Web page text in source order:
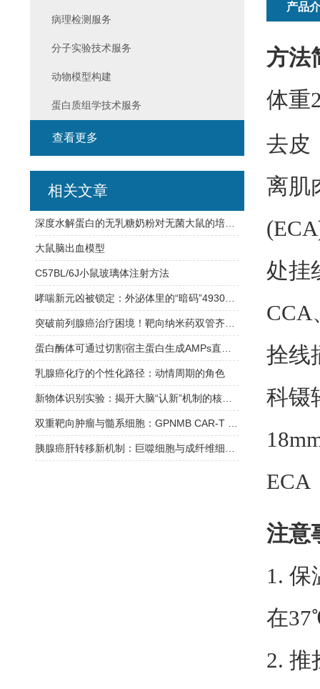
产品
方法
体重
去皮
离肌
处挂
CCA
拴线
科镊
ECA
注意
1. 保
在
2. 推
病理检测服务
分子实验技术服务
动物模型构建
蛋白质组学技术服务
查看更多
相关文章
大鼠脑出血模型
C57BL/6J小鼠玻璃体注射方法
乳腺癌化疗的个性化路径：动情周期的角色